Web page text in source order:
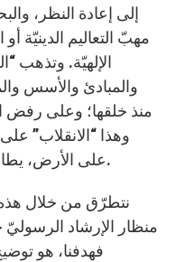
إلى إعادة النظر،
مهبّ التعاليم الدينيّة
الإلهيّة. وتذهب
والمبادئ والأسس
منذ خلقها؛ وعلى رفض
وهذا “الانقلاب”
على الأرض، يطاول مفهوم الحبّ والزواج والعائلة.
نتطرّق من خلال
منظار الإرشاد الرسوليّ
فهدفنا، هو